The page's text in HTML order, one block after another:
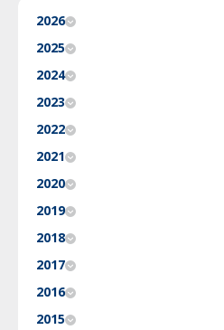
2026
2025
2024
2023
2022
2021
2020
2019
2018
2017
2016
2015